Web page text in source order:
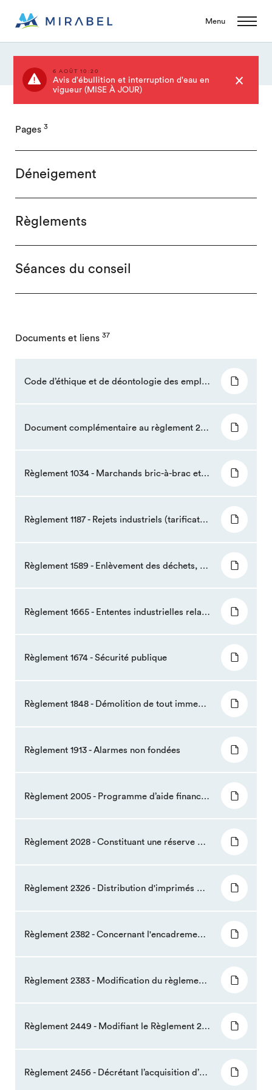
Menu
6 AOÛT 10:20
Avis d'ébullition et interruption d'eau en
vigueur (MISE À JOUR)
Pages 3
Déneigement
Règlements
Séances du conseil
Documents et liens 37
Code d’éthique et de déontologie des employés municipaux de la Ville de Mirabel
Document complémentaire au règlement 2382 (décret provincial 1162-2019)
Règlement 1034 - Marchands bric-à-brac et prêteurs sur gage
Règlement 1187 - Rejets industriels (tarification)
Règlement 1589 - Enlèvement des déchets, des gros rebuts et des matières recyclables
Règlement 1665 - Ententes industrielles relatives à l'assainissement des eaux usées
Règlement 1674 - Sécurité publique
Règlement 1848 - Démolition de tout immeuble autre que résidentiel, à l’exception des habitations dans un secteur villageois, ou destinés à un usage agricole
Règlement 1913 - Alarmes non fondées
Règlement 2005 - Programme d’aide financière à la rénovation résidentielle, commerciale et institutionnelle dans les secteurs villageois
Règlement 2028 - Constituant une réserve financière pour une fin d’urgence et imprévu, tel que modifié par le règlement numéro 2458
Règlement 2326 - Distribution d'imprimés publicitaires
Règlement 2382 - Concernant l'encadrement des animaux domestiques
Règlement 2383 - Modification du règlement numéro 1539
Règlement 2449 - Modifiant le Règlement 2396
Règlement 2456 - Décrétant l’acquisition d’un camion incendie de type véhicule d’élévation